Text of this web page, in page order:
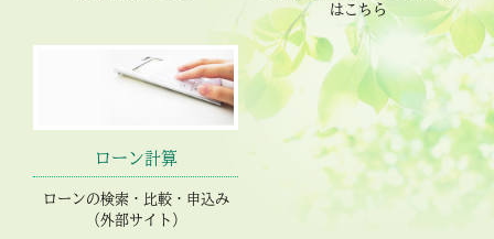
はこちら
ローン計算
ローンの検索・比較・申込み
（外部サイト）